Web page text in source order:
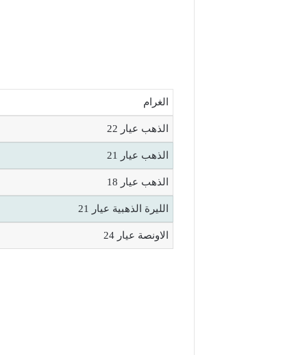
الغرام
الذهب عيار 22
الذهب عيار 21
الذهب عيار 18
الليرة الذهبية عيار 21
الاونصة عيار 24